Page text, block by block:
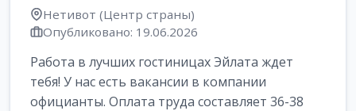
Нетивот (Центр страны)
Опубликовано: 19.06.2026
Работа в лучших гостиницах Эйлата ждет
тебя! У нас есть вакансии в компании
официанты. Оплата труда составляет 36-38